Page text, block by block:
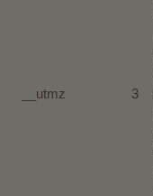
__utmz 3